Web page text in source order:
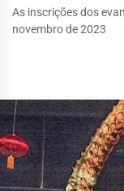
As inscrições dos
novembro de 2023